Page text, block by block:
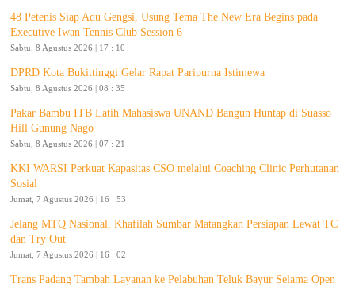
48 Petenis Siap Adu Gengsi, Usung Tema The New Era Begins pada
Executive Iwan Tennis Club Session 6
Sabtu, 8 Agustus 2026 | 17 : 10
DPRD Kota Bukittinggi Gelar Rapat Paripurna Istimewa
Sabtu, 8 Agustus 2026 | 08 : 35
Pakar Bambu ITB Latih Mahasiswa UNAND Bangun Huntap di Suasso
Hill Gunung Nago
Sabtu, 8 Agustus 2026 | 07 : 21
KKI WARSI Perkuat Kapasitas CSO melalui Coaching Clinic Perhutanan
Sosial
Jumat, 7 Agustus 2026 | 16 : 53
Jelang MTQ Nasional, Khafilah Sumbar Matangkan Persiapan Lewat TC
dan Try Out
Jumat, 7 Agustus 2026 | 16 : 02
Trans Padang Tambah Layanan ke Pelabuhan Teluk Bayur Selama Open